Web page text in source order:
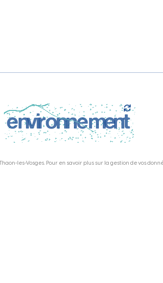
les-Vosges. Pour en savoir plus sur la gestion de vos